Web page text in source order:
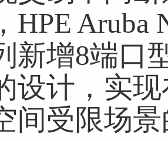
HPE Aruba
新增8端口
设计，实
间受限场